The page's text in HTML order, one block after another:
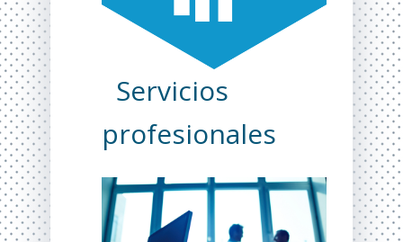
Servicios
profesionales